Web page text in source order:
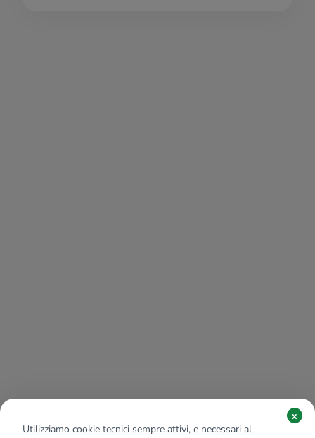
Utilizziamo cookie tecnici sempre attivi, e necessari al
x